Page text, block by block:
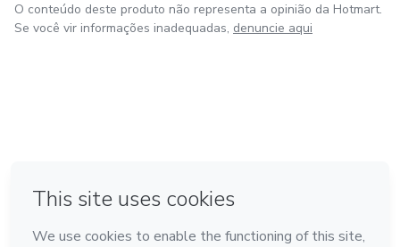
O conteúdo deste produto não representa a opinião da Hotmart.
Se você vir informações inadequadas, denuncie aqui
Feito com ❤ em Bogotá